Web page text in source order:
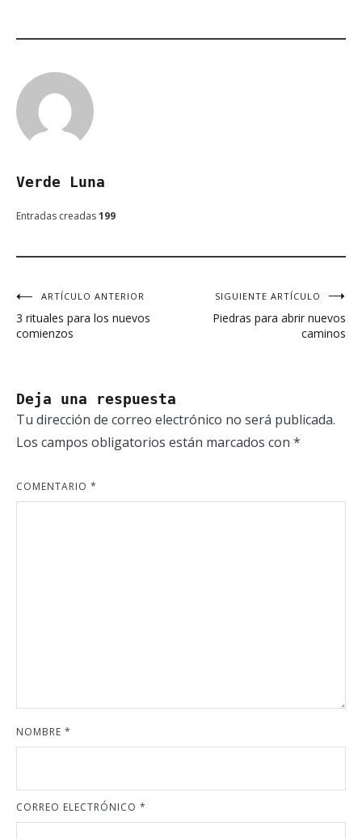
Verde Luna
Entradas creadas199
Navegación
de
ARTÍCULO ANTERIOR
3 rituales para los nuevos
comienzos
SIGUIENTE ARTÍCULO
Piedras para abrir nuevos
caminos
Deja una respuesta
Tu dirección de correo electrónico no será publicada.
Los campos obligatorios están marcados con *
COMENTARIO *
NOMBRE *
CORREO ELECTRÓNICO *